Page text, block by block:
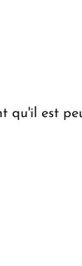
qu'il est